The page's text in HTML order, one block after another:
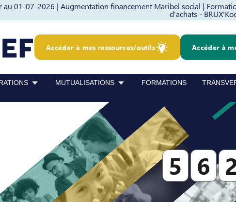
au 01-07-2026 | Augmentation financement Maribel social |
d’achats -
page
Accéder à mes ressources/outils Accéder à
MUTUALISATIONS FORMATIONS
5 6